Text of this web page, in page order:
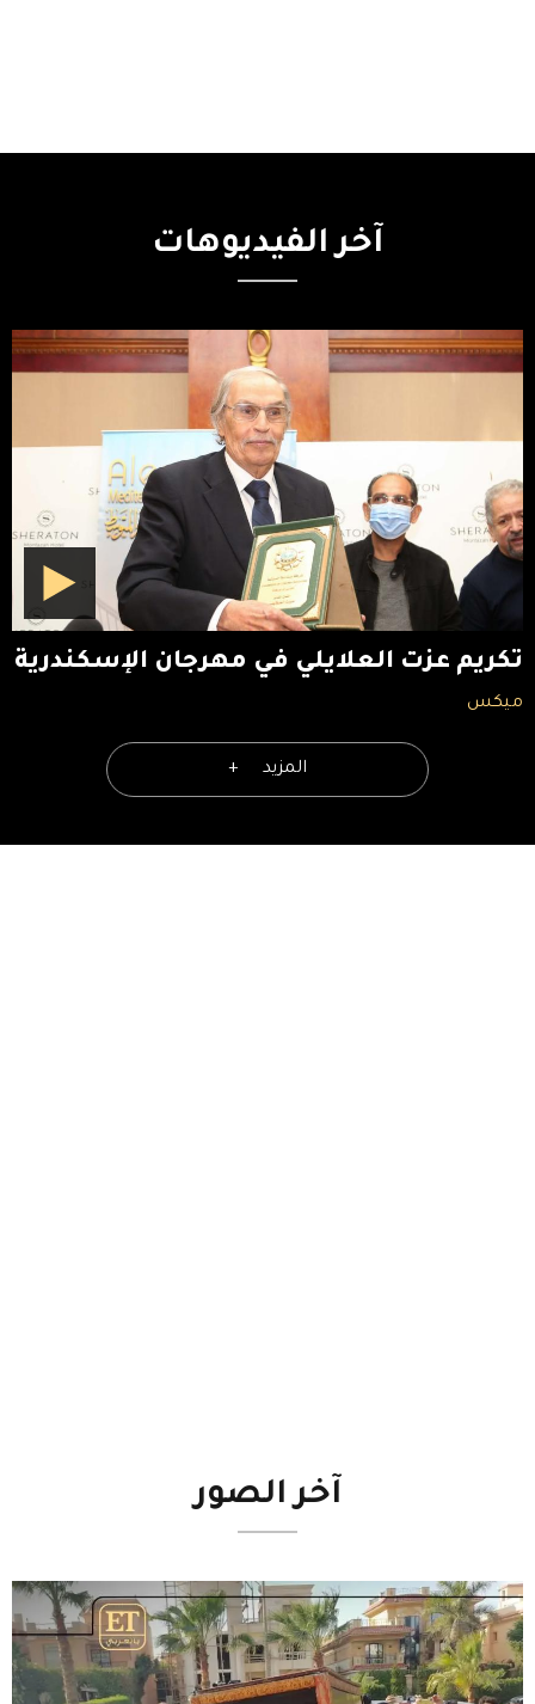
آخر الفيديوهات
تكريم عزت العلايلي في مهرجان الإسكندرية
ميكس
المزيد
آخر الصور